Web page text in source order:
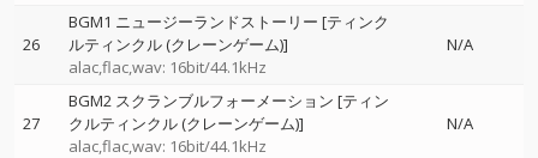
26
BGM1 ニュージーランドストーリー [ティンク
ルティンクル (クレーンゲーム)]
alac,flac,wav: 16bit/44.1kHz
N/A
27
BGM2 スクランブルフォーメーション [ティン
クルティンクル (クレーンゲーム)]
alac,flac,wav: 16bit/44.1kHz
N/A